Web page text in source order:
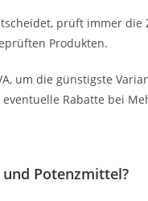
prüft immer die
Produkten.
um die günstigste
Rabatte bei
Potenzmittel?